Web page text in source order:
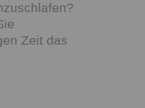
Zeit das